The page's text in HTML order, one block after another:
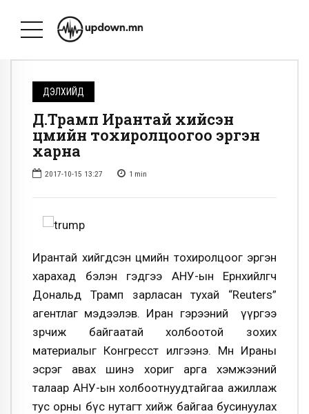
ДЭЛХИЙД
Д.Трамп Ирантай хийсэн
цөмийн тохиролцоогоо эргэн
харна
2017-10-15 13:27 1 min
Ирантай хийгдсэн цөмийн тохиролцоог эргэн
харахад бэлэн гэдгээ АНУ-ын Ерөнхийлөгч
Дональд Трамп зарласан тухай “Reuters”
агентлаг мэдээлэв. Иран гэрээний үүргээ
зөрчиж байгаатай холбоотой зохих
материалыг Конгресст илгээнэ. Мөн Ираны
эсрэг авах шинэ хориг арга хэмжээний
талаар АНУ-ын холбоотнуудтайгаа ажиллаж
тус орны бүс нутагт хийж байгаа бусинуулах